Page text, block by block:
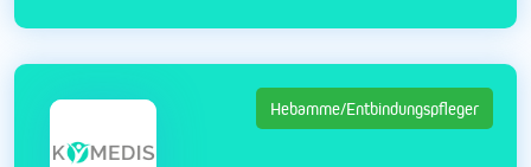
Hebamme/Entbindungspfleger